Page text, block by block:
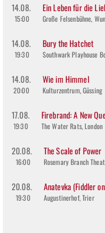
14.08.
15:00
Ein Leben für die
Große Felsenbühne,
14.08.
19:30
Bury the Hatchet
Southwark Playhouse
14.08.
20:00
Wie im Himmel
Kulturzentrum, Güssing
17.08.
19:30
Firebrand: A New
The Water Rats, London
20.08.
16:00
The Scale of Power
Rosemary Branch
20.08.
19:30
Anatevka (Fiddler
Augustinerhof, Trier